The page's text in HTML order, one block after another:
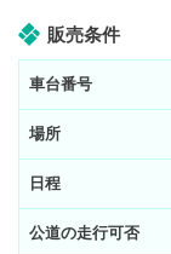
販売条件
車台番号
場所
日程
公道の走行可否